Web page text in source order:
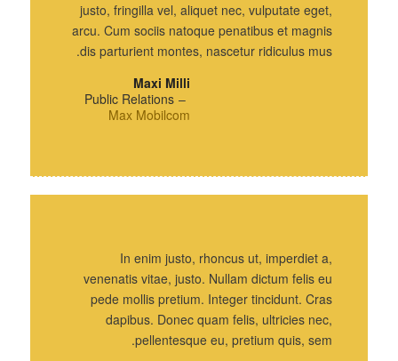
justo, fringilla vel, aliquet nec, vulputate eget,
arcu. Cum sociis natoque penatibus et magnis
dis parturient montes, nascetur ridiculus mus.
Maxi Milli
Public Relations –
Max Mobilcom
In enim justo, rhoncus ut, imperdiet a,
venenatis vitae, justo. Nullam dictum felis eu
pede mollis pretium. Integer tincidunt. Cras
dapibus. Donec quam felis, ultricies nec,
pellentesque eu, pretium quis, sem.